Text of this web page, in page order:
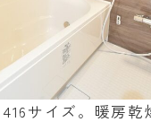
サイズ。暖房乾